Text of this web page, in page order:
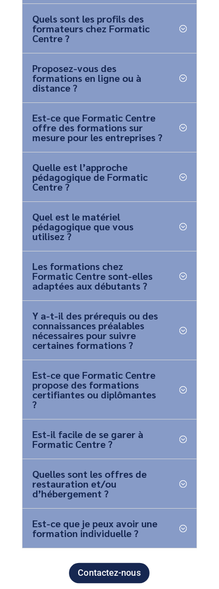
Quels sont les profils des
formateurs chez Formatic
Centre ?
Proposez-vous des
formations en ligne ou à
distance ?
Est-ce que Formatic Centre
offre des formations sur
mesure pour les entreprises ?
Quelle est l’approche
pédagogique de Formatic
Centre ?
Quel est le matériel
pédagogique que vous
utilisez ?
Les formations chez
Formatic Centre sont-elles
adaptées aux débutants ?
Y a-t-il des prérequis ou des
connaissances préalables
nécessaires pour suivre
certaines formations ?
Est-ce que Formatic Centre
propose des formations
certifiantes ou diplômantes
?
Est-il facile de se garer à
Formatic Centre ?
Quelles sont les offres de
restauration et/ou
d’hébergement ?
Est-ce que je peux avoir une
formation individuelle ?
Contactez-nous